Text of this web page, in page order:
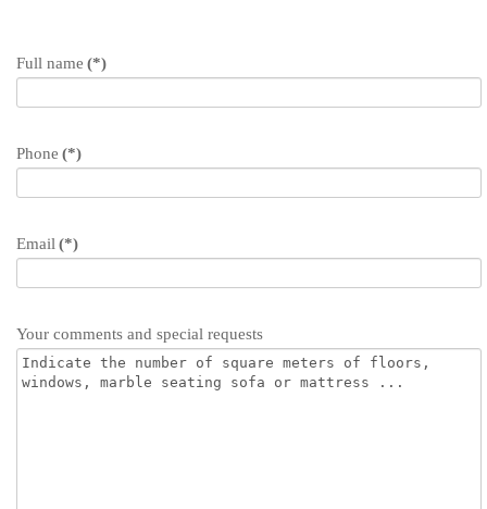
Full name (*)
Phone (*)
Email (*)
Your comments and special requests